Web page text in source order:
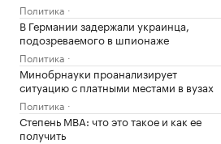
Политика
В Германии задержали украинца,
подозреваемого в шпионаже
Политика
Минобрнауки проанализирует
ситуацию с платными местами в вузах
Политика
Степень MBA: что это такое и как ее
получить